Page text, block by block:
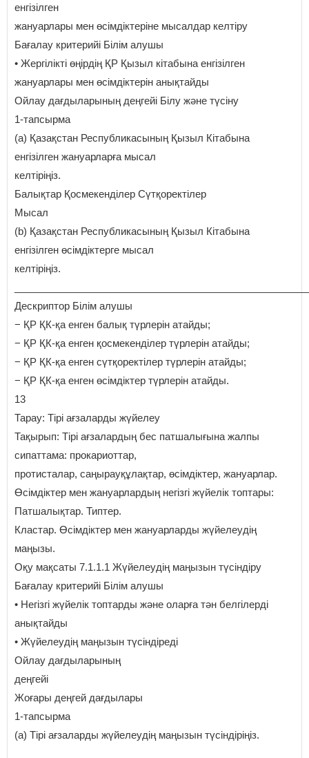
енгізілген
жануарлары мен өсімдіктеріне мысалдар келтіру
Бағалау критерийі Білім алушы
• Жергілікті өңірдің ҚР Қызыл кітабына енгізілген
жануарлары мен өсімдіктерін анықтайды
Ойлау дағдыларының деңгейі Білу және түсіну
1-тапсырма
(a) Қазақстан Республикасының Қызыл Кітабына
енгізілген жануарларға мысал
келтіріңіз.
Балықтар Қосмекенділер Сүтқоректілер
Мысал
(b) Қазақстан Республикасының Қызыл Кітабына
енгізілген өсімдіктерге мысал
келтіріңіз.
Дескриптор Білім алушы
− ҚР ҚК-қа енген балық түрлерін атайды;
− ҚР ҚК-қа енген қосмекенділер түрлерін атайды;
− ҚР ҚК-қа енген сүтқоректілер түрлерін атайды;
− ҚР ҚК-қа енген өсімдіктер түрлерін атайды.
13
Тарау: Тірі ағзаларды жүйелеу
Тақырып: Тірі ағзалардың бес патшалығына жалпы
сипаттама: прокариоттар,
протисталар, саңырауқұлақтар, өсімдіктер, жануарлар.
Өсімдіктер мен жануарлардың негізгі жүйелік топтары:
Патшалықтар. Типтер.
Кластар. Өсімдіктер мен жануарларды жүйелеудің
маңызы.
Оқу мақсаты 7.1.1.1 Жүйелеудің маңызын түсіндіру
Бағалау критерийі Білім алушы
• Негізгі жүйелік топтарды және оларға тән белгілерді
анықтайды
• Жүйелеудің маңызын түсіндіреді
Ойлау дағдыларының
деңгейі
Жоғары деңгей дағдылары
1-тапсырма
(a) Тірі ағзаларды жүйелеудің маңызын түсіндіріңіз.